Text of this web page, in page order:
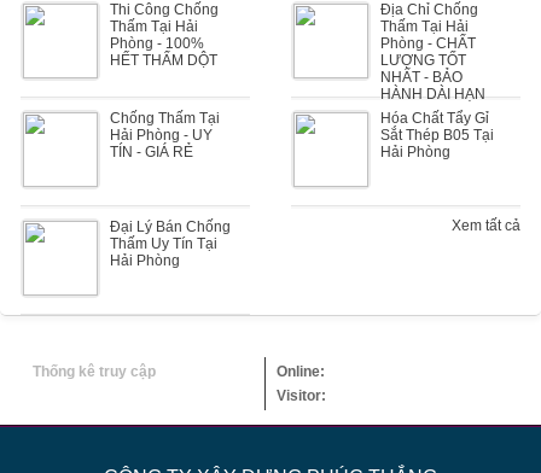
Thi Công Chống
Thấm Tại Hải
Phòng - 100%
HẾT THẤM DỘT
Địa Chỉ Chống
Thấm Tại Hải
Phòng - CHẤT
LƯỢNG TỐT
NHẤT - BẢO
HÀNH DÀI HẠN
Chống Thấm Tại
Hải Phòng - UY
TÍN - GIÁ RẺ
Hóa Chất Tẩy Gỉ
Sắt Thép B05 Tại
Hải Phòng
Đại Lý Bán Chống
Thấm Uy Tín Tại
Hải Phòng
Xem tất cả
Thống kê truy cập
Online:
Visitor: